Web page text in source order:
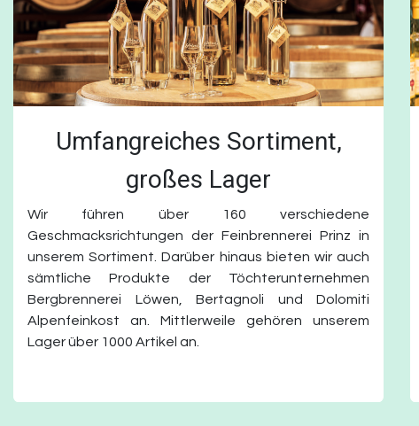
Umfangreiches Sortiment,
großes Lager
Wir führen über 160 verschiedene
Geschmacksrichtungen der Feinbrennerei Prinz in
unserem Sortiment. Darüber hinaus bieten wir auch
sämtliche Produkte der Töchterunternehmen
Bergbrennerei Löwen, Bertagnoli und Dolomiti
Alpenfeinkost an. Mittlerweile gehören unserem
Lager über 1000 Artikel an.